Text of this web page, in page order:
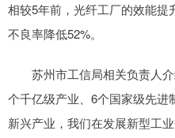
相较5年前，光纤工厂的效能提
不良率降低52%。
苏州市工信局相关负责人介
个千亿级产业、6个国家级先
新兴产业，我们在发展新型工